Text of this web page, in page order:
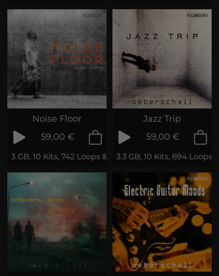
Noise Floor
59,00 €
3 GB, 10 Kits, 742 Loops & Phrases
Jazz Trip
59,00 €
3.3 GB, 10 Kits, 894 Loops